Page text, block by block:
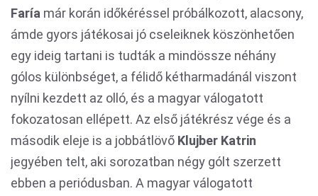
Faría már korán időkéréssel próbálkozott, alacsony,
ámde gyors játékosai jó cseleiknek köszönhetően
egy ideig tartani is tudták a mindössze néhány
gólos különbséget, a félidő kétharmadánál viszont
nyílni kezdett az olló, és a magyar válogatott
fokozatosan ellépett. Az első játékrész vége és a
második eleje is a jobbátlövő Klujber Katrin
jegyében telt, aki sorozatban négy gólt szerzett
ebben a periódusban. A magyar válogatott